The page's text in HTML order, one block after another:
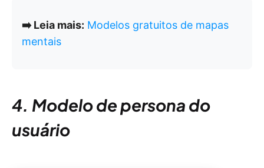
➡️ Leia mais: Modelos gratuitos de mapas
mentais
4. Modelo de persona do
usuário